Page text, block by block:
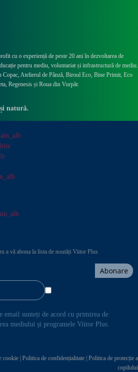
cu o experiență de peste 20 ani în dezvoltarea de
pentru mediu, voluntariat și infrastructură de mediu.
Atelierul de Pânză, Biroul Eco, Bine Primit, Eco
Regenesis și Roua din Vurpăr.
natură.
a vă abona la lista de noutăți Viitor Plus
Abonare
email sunteți de acord cu primirea de
mediului și programele Viitor Plus.
cookie Politica de confidențialitate Politica de protecție a
copilului